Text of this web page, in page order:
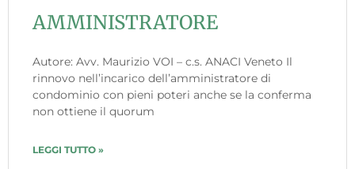
AMMINISTRATORE
Autore: Avv. Maurizio VOI – c.s. ANACI Veneto Il
rinnovo nell’incarico dell’amministratore di
condominio con pieni poteri anche se la conferma
non ottiene il quorum
LEGGI TUTTO »